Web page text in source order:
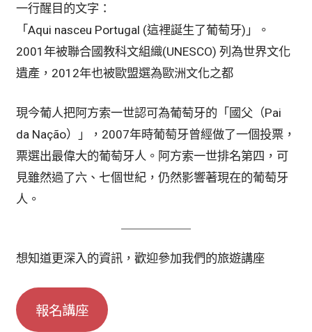
一行醒目的文字：
「Aqui nasceu Portugal (這裡誕生了葡萄牙)」。
2001年被聯合國教科文組織(UNESCO) 列為世界文化
遺產，2012年也被歐盟選為歐洲文化之都
現今葡人把阿方索一世認可為葡萄牙的「國父（Pai
da Nação）」，2007年時葡萄牙曾經做了一個投票，
票選出最偉大的葡萄牙人。阿方索一世排名第四，可
見雖然過了六、七個世紀，仍然影響著現在的葡萄牙
人。
想知道更深入的資訊，歡迎參加我們的旅遊講座
報名講座